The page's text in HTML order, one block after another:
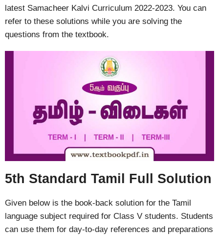
latest Samacheer Kalvi Curriculum 2022-2023. You can
refer to these solutions while you are solving the
questions from the textbook.
5th Standard Tamil Full Solution
Given below is the book-back solution for the Tamil
language subject required for Class V students. Students
can use them for day-to-day references and preparations